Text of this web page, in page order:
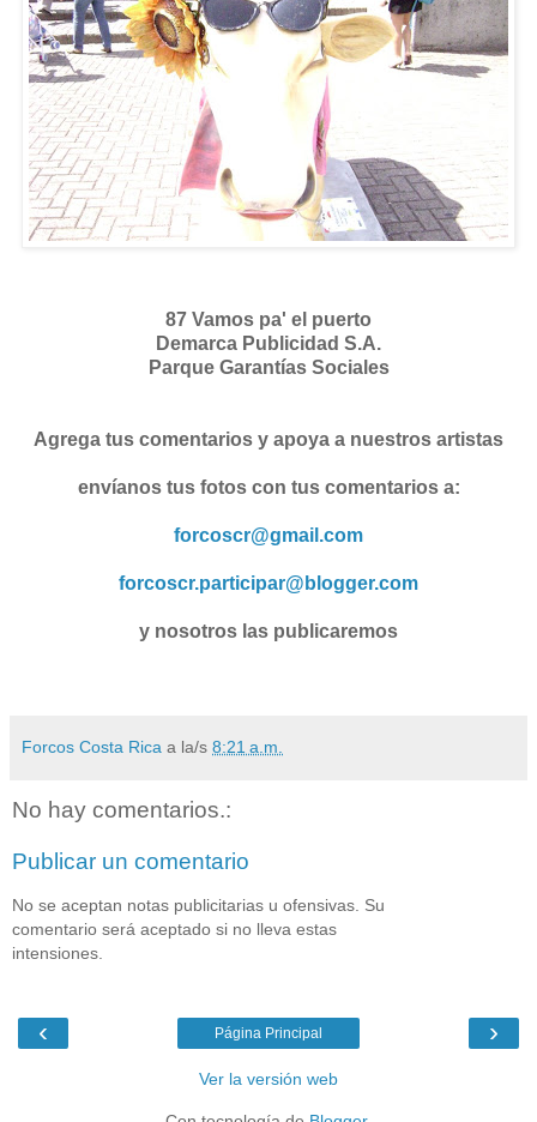
87 Vamos pa' el puerto
Demarca Publicidad S.A.
Parque Garantías Sociales
Agrega tus comentarios y apoya a nuestros artistas
envíanos tus fotos con tus comentarios a:
forcoscr@gmail.com
forcoscr.participar@blogger.com
y nosotros las publicaremos
Forcos Costa Rica a la/s 8:21 a.m.
No hay comentarios.:
Publicar un comentario
No se aceptan notas publicitarias u ofensivas. Su
comentario será aceptado si no lleva estas
intensiones.
‹ ›
Página Principal
Ver la versión web